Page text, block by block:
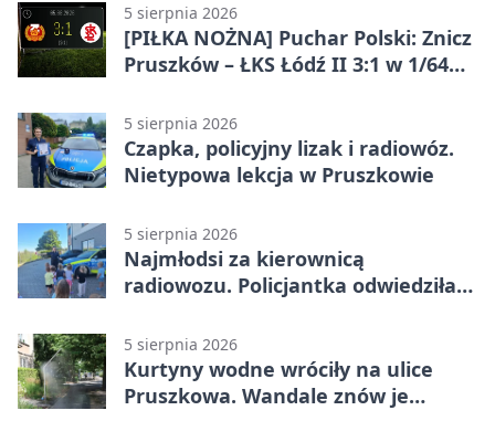
5 sierpnia 2026
[PIŁKA NOŻNA] Puchar Polski: Znicz
Pruszków – ŁKS Łódź II 3:1 w 1/64
5 sierpnia 2026
Czapka, policyjny lizak i radiowóz.
Nietypowa lekcja w Pruszkowie
5 sierpnia 2026
Najmłodsi za kierownicą
radiowozu. Policjantka odwiedziła
5 sierpnia 2026
Kurtyny wodne wróciły na ulice
Pruszkowa. Wandale znów je